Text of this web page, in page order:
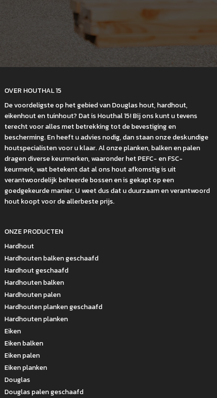
OVER HOUTHAL 15
De voordeligste op het gebied van Douglas hout, hardhout,
eikenhout en tuinhout? Dat is Houthal 15! Bij ons kunt u tevens
terecht voor alles met betrekking tot de bevestiging en
bescherming. En heeft u advies nodig, dan staan onze deskundige
houtspecialisten voor u klaar. Al onze planken, balken en palen
dragen diverse keurmerken, waaronder het PEFC- en FSC-
keurmerk, wat betekent dat al ons hout afkomstig is uit
verantwoordelijk beheerde bossen en is gekapt op een
goedgekeurde manier. U weet dus dat u duurzaam en verantwoord
hout koopt voor de allerbeste prijs.
ONZE PRODUCTEN
Hardhout
Hardhouten balken geschaafd
Hardhout geschaafd
Hardhouten balken
Hardhouten palen
Hardhouten planken geschaafd
Hardhouten planken
Eiken
Eiken balken
Eiken palen
Eiken planken
Douglas
Douglas palen geschaafd